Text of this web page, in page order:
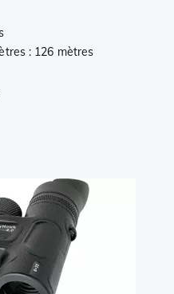
: 126 mètres